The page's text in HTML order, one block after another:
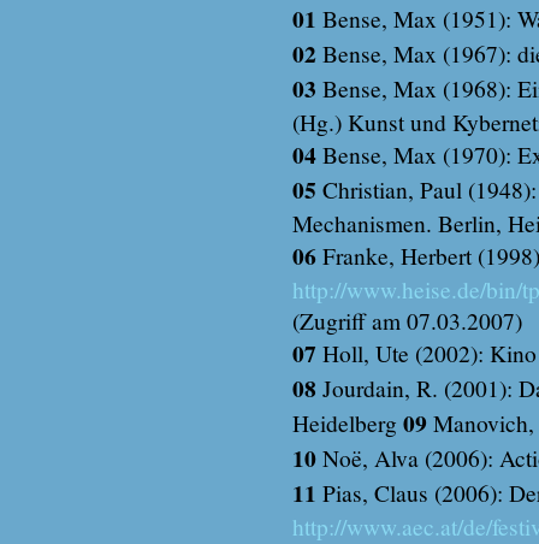
01 Bense, Max (1951):
02Bense, Max (1967):
03 Bense, Max (1968):
(Hg.) Kunst und
04Bense, Max (1970):
05 Christian, Paul
Mechanismen. Berlin,
06Franke, Herbert
http://www.heise.de/bin/
(Zugriff am 07.03.2007)
07 Holl, Ute (2002):
08 Jourdain, R. (2001):
Heidelberg 09
10Noë, Alva (2006):
11 Pias, Claus (2006):
http://www.aec.at/de/